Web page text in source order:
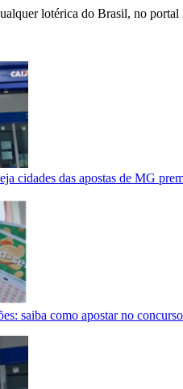
lotérica do Brasil, no
cidades das apostas de MG
saiba como apostar no